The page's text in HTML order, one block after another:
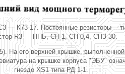
К73-17. Постоянные резисторы—
R3 — ППБ, СП-1, СП-0,4, СПЗ-30.
На его верхней крышке,
на крышке корпуса "ЭБУ"
гнездо XS1 типа РД 1-1.